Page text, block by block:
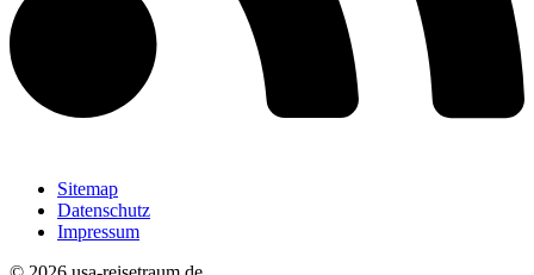
Sitemap
Datenschutz
Impressum